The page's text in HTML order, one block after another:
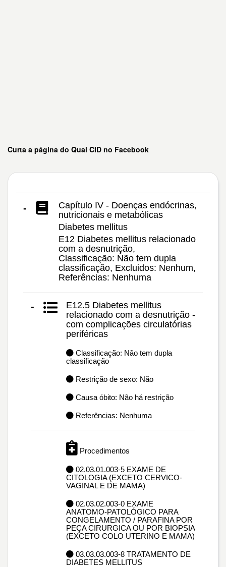
Curta a página do Qual CID no Facebook
-
Capítulo IV - Doenças endócrinas,
nutricionais e metabólicas
Diabetes mellitus
E12 Diabetes mellitus relacionado
com a desnutrição,
Classificação: Não tem dupla
classificação, Excluidos: Nenhum,
Referências: Nenhuma
-
E12.5 Diabetes mellitus
relacionado com a desnutrição -
com complicações circulatórias
periféricas
Classificação: Não tem dupla
classificação
Restrição de sexo: Não
Causa óbito: Não há restrição
Referências: Nenhuma
Procedimentos
02.03.01.003-5 EXAME DE
CITOLOGIA (EXCETO CERVICO-
VAGINAL E DE MAMA)
02.03.02.003-0 EXAME
ANATOMO-PATOLÓGICO PARA
CONGELAMENTO / PARAFINA POR
PEÇA CIRURGICA OU POR BIOPSIA
(EXCETO COLO UTERINO E MAMA)
03.03.03.003-8 TRATAMENTO DE
DIABETES MELLITUS